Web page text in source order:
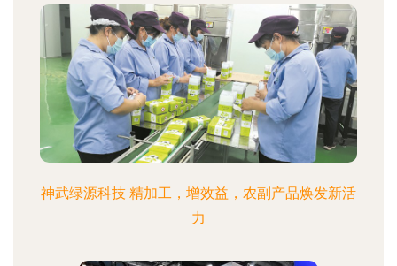
神武绿源科技 精加工，增效益，农副产品焕发新活
力